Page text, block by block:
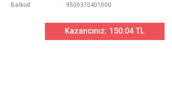
Barkod 9500370401000
Kazancınız: 150.04 TL